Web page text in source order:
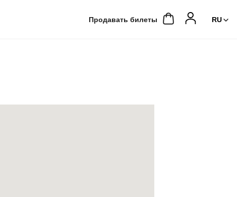
Продавать билеты